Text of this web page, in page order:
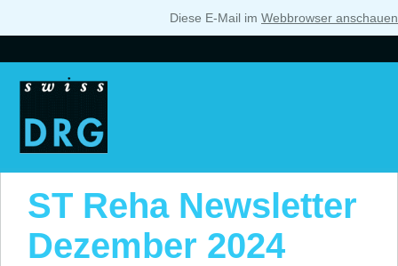
Diese E-Mail im Webbrowser anschauen
ST Reha Newsletter
Dezember 2024